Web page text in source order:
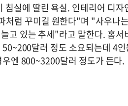
실에 딸린 욕실. 인테리어 디자
럼 꾸미길 원한다"며 "사우나
고 있는 추세"라고 말한다. 홈서
달러 정도 소요되는데 4
엔 800~3200달러 정도가 든다.